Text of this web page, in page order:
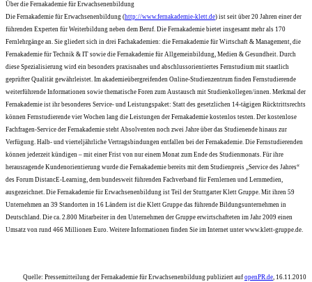
Über die Fernakademie für Erwachsenenbildung
Die Fernakademie für Erwachsenenbildung (http://www.fernakademie-klett.de) ist seit über 20 Jahren einer der
führenden Experten für Weiterbildung neben dem Beruf. Die Fernakademie bietet insgesamt mehr als 170
Fernlehrgänge an. Sie gliedert sich in drei Fachakademien: die Fernakademie für Wirtschaft & Management, die
Fernakademie für Technik & IT sowie die Fernakademie für Allgemeinbildung, Medien & Gesundheit. Durch
diese Spezialisierung wird ein besonders praxisnahes und abschlussorientiertes Fernstudium mit staatlich
geprüfter Qualität gewährleistet. Im akademieübergreifenden Online-Studienzentrum finden Fernstudierende
weiterführende Informationen sowie thematische Foren zum Austausch mit Studienkollegen/innen. Merkmal der
Fernakademie ist ihr besonderes Service- und Leistungspaket: Statt des gesetzlichen 14-tägigen Rücktrittsrechts
können Fernstudierende vier Wochen lang die Leistungen der Fernakademie kostenlos testen. Der kostenlose
Fachfragen-Service der Fernakademie steht Absolventen noch zwei Jahre über das Studienende hinaus zur
Verfügung. Halb- und vierteljährliche Vertragsbindungen entfallen bei der Fernakademie. Die Fernstudierenden
können jederzeit kündigen – mit einer Frist von nur einem Monat zum Ende des Studienmonats. Für ihre
herausragende Kundenorientierung wurde die Fernakademie bereits mit dem Studienpreis „Service des Jahres“
des Forum DistancE-Learning, dem bundesweit führenden Fachverband für Fernlernen und Lernmedien,
ausgezeichnet. Die Fernakademie für Erwachsenenbildung ist Teil der Stuttgarter Klett Gruppe. Mit ihren 59
Unternehmen an 39 Standorten in 16 Ländern ist die Klett Gruppe das führende Bildungsunternehmen in
Deutschland. Die ca. 2.800 Mitarbeiter in den Unternehmen der Gruppe erwirtschafteten im Jahr 2009 einen
Umsatz von rund 466 Millionen Euro. Weitere Informationen finden Sie im Internet unter www.klett-gruppe.de.
Quelle: Pressemitteilung der Fernakademie für Erwachsenenbildung publiziert auf openPR.de, 16.11.2010